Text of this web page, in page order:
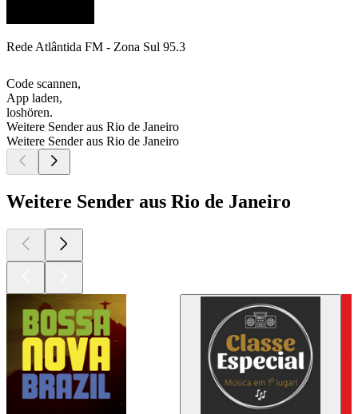
Rede Atlântida FM - Zona Sul 95.3
Code scannen,
App laden,
loshören.
Weitere Sender aus Rio de Janeiro
Weitere Sender aus Rio de Janeiro
Weitere Sender aus Rio de Janeiro